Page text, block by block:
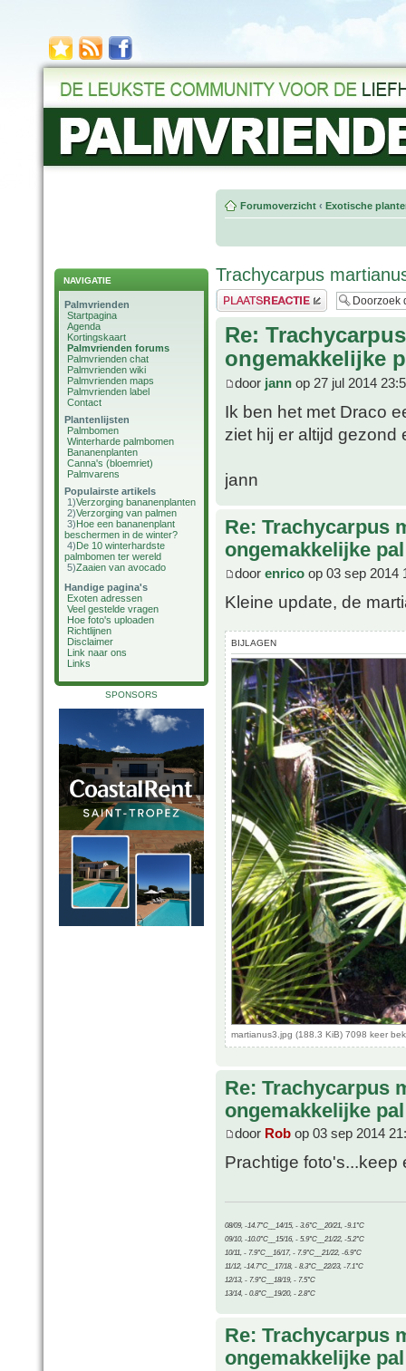
NAVIGATIE
Palmvrienden
Startpagina
Agenda
Kortingskaart
Palmvrienden forums
Palmvrienden chat
Palmvrienden wiki
Palmvrienden maps
Palmvrienden label
Contact
Plantenlijsten
Palmbomen
Winterharde palmbomen
Bananenplanten
Canna's (bloemriet)
Palmvarens
Populairste artikels
1)Verzorging bananenplanten
2)Verzorging van palmen
3)Hoe een bananenplant
beschermen in de winter?
4)De 10 winterhardste
palmbomen ter wereld
5)Zaaien van avocado
Handige pagina's
Exoten adressen
Veel gestelde vragen
Hoe foto's uploaden
Richtlijnen
Disclaimer
Link naar ons
Links
SPONSORS
Forumoverzicht ‹ Exotische
Trachycarpus
Plaats een reactie
Re:
ongemakkelijke
door jann op 27 jul 2014
Ik ben het met Draco
ziet hij er altijd gezond
jann
Re: Trachycarpus
ongemakkelijke pal
door enrico op 03 sep 2014
Kleine update, de
BIJLAGEN
martianus3.jpg (188.3 KiB) 7098 keer
Re: Trachycarpus
ongemakkelijke pal
door Rob op 03 sep 2014
Prachtige foto's...keep
08/09, -14.7°C__14/15, - 3.6°C__20/21, -9.1°C
09/10, -10.0°C__15/16, - 5.9°C__21/22, -5.2°C
10/11, - 7.9°C__16/17, - 7.9°C__21/22, -6.9°C
11/12, -14.7°C__17/18, - 8.3°C__22/23, -7.1°C
12/13, - 7.9°C__18/19, - 7.5°C
13/14, - 0.8°C__19/20, - 2.8°C
Re: Trachycarpus
ongemakkelijke pal